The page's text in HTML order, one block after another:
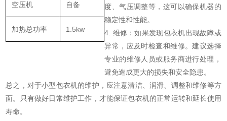
空压机 自备
加热总功率 1.5kw
度、气压调整等，这可以确保机器的
稳定性和性能。
4. 维修：如果发现包衣机出现故障或
异常，应及时检查和维修。建议选择
专业的维修人员或服务商进行处理，
避免造成更大的损失和安全隐患。
总之，对于小型包衣机的维护，应注意清洁、润滑、调整和维修等方
面。只有做好日常维护工作，才能保证包衣机的正常运转和延长使用
寿命。